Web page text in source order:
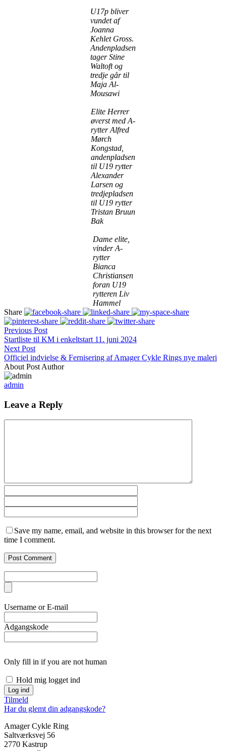
U17p bliver
vundet af
Joanna
Kehlet Gross.
Andenpladsen
tager Stine
Waltoft og
tredje går til
Maja Al-
Mousawi
Elite Herrer
øverst med A-
rytter Alfred
Mørch
Kongstad,
andenpladsen
til U19 rytter
Alexander
Larsen og
tredjepladsen
til U19 rytter
Tristan Bruun
Bak
Dame elite,
vinder A-
rytter
Bianca
Christiansen
foran U19
rytteren Liv
Hammel
Share
Previous Post
Startliste til KM i enkeltstart 11. juni 2024
Next Post
Officiel indvielse & Fernisering af Amager Cykle Rings nye maleri
About Post Author
admin
Leave a Reply
Save my name, email, and website in this browser for the next
time I comment.
Username or E-mail
Adgangskode
Only fill in if you are not human
Hold mig logget ind
Tilmeld
Har du glemt din adgangskode?
Amager Cykle Ring
Saltværksvej 56
2770 Kastrup